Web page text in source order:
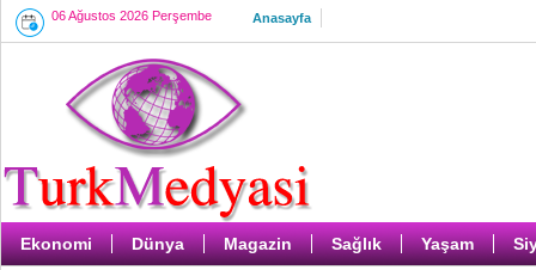
06 Ağustos 2026 Perşembe Anasayfa
Ekonomi Dünya Magazin Sağlık Yaşam